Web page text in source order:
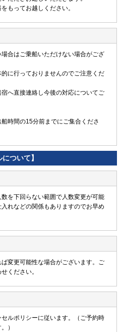
もってお越しください。
合はご乗船いただけない場合がござ
に行っておりませんのでご注意くだ
へ直接連絡し今後の対応についてご
時間の15分前までにご集合くださ
ついて】
を下回らない範囲で人数変更が可能
れなどの関係もありますのでお早め
変更可能性な場合がございます。ご
ください。
ルポリシーに従います。（ご予約時
）